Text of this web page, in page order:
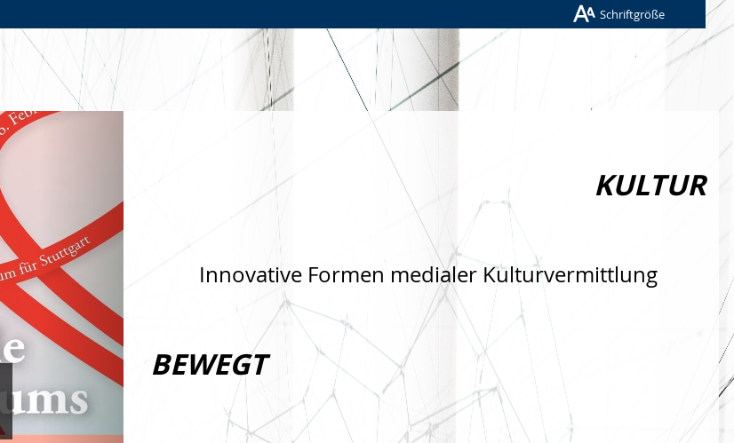
Schriftgröße
KULTUR
Innovative Formen medialer Kulturvermittlung
BEWEGT